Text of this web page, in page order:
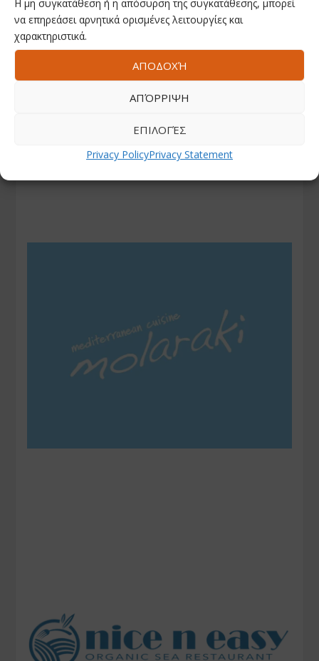
Η μη συγκατάθεση ή η απόσυρση της συγκατάθεσης, μπορεί
να επηρεάσει αρνητικά ορισμένες λειτουργίες και
χαρακτηριστικά.
ΑΠΟΔΟΧΉ
ΑΠΌΡΡΙΨΗ
ΕΠΙΛΟΓΈΣ
Privacy PolicyPrivacy Statement